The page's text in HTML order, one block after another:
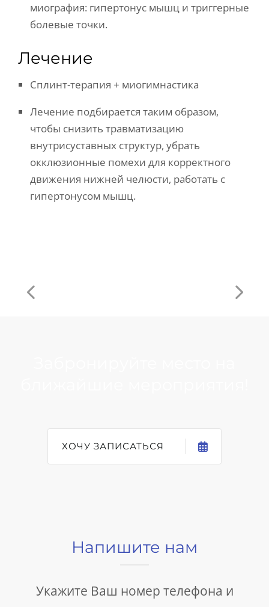
миография: гипертонус мышц и триггерные
болевые точки.
Лечение
Сплинт-терапия + миогимнастика
Лечение подбирается таким образом,
чтобы снизить травматизацию
внутрисуставных структур, убрать
окклюзионные помехи для корректного
движения нижней челюсти, работать с
гипертонусом мышц.
ХОЧУ ЗАПИСАТЬСЯ
Напишите нам
Укажите Ваш номер телефона и